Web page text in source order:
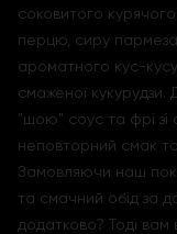
соковитого
перцю, сиру
ароматного кус-
смаженої
"шою" соус та фрі зі
неповторний смак
Замовляючи наш
та смачний обід за
додатково? Тоді